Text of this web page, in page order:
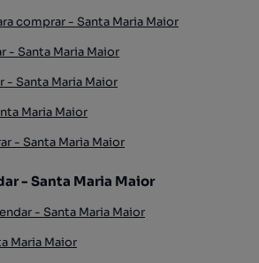
comprar - Santa Maria Maior
- Santa Maria Maior
- Santa Maria Maior
Maria Maior
- Santa Maria Maior
- Santa Maria Maior
- Santa Maria Maior
Maria Maior